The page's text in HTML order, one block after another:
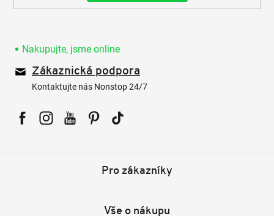
Nakupujte, jsme online
Zákaznická podpora
Kontaktujte nás Nonstop 24/7
Pro zákazníky
Vše o nákupu